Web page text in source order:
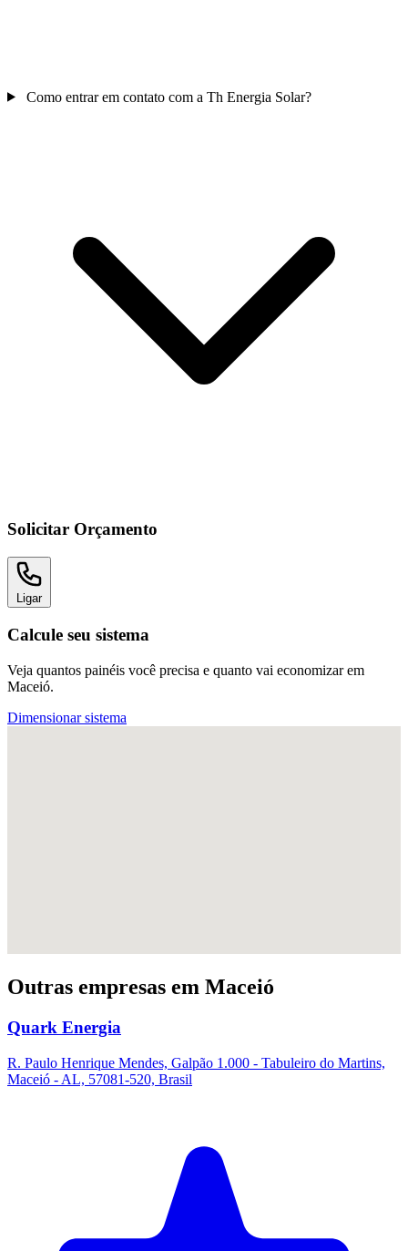
Como entrar em contato com a Th Energia Solar?
Solicitar Orçamento
Ligar
Calcule seu sistema
Veja quantos painéis você precisa e quanto vai economizar em
Maceió.
Dimensionar sistema
Outras empresas em Maceió
Quark Energia
R. Paulo Henrique Mendes, Galpão 1.000 - Tabuleiro do Martins,
Maceió - AL, 57081-520, Brasil